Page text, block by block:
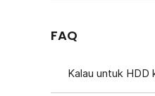
FAQ
Kalau untuk